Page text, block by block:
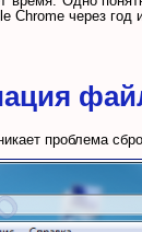
Chrome через год
проблема